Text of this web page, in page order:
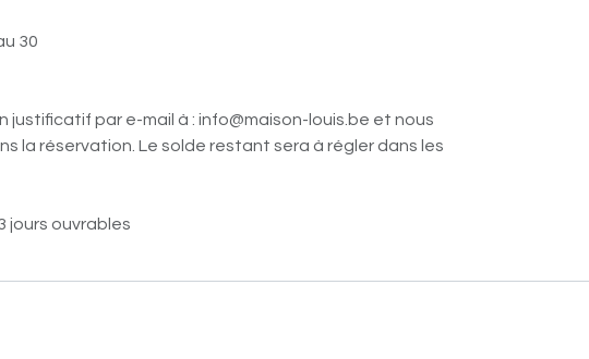
30
justificatif par e-mail à : info@maison-louis.be et nous
la réservation. Le solde restant sera à régler dans les
jours ouvrables